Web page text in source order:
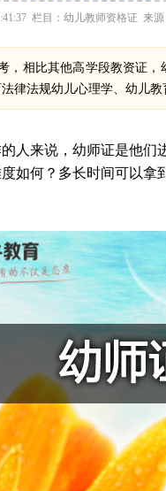
栏目： 幼儿教师资格证来源
，相比其他高学段教资证
律法规幼儿心理学、幼儿教
人来说，幼师证是他
如何？多长时间可以